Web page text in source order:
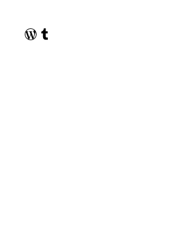
WordPress
Tumblr